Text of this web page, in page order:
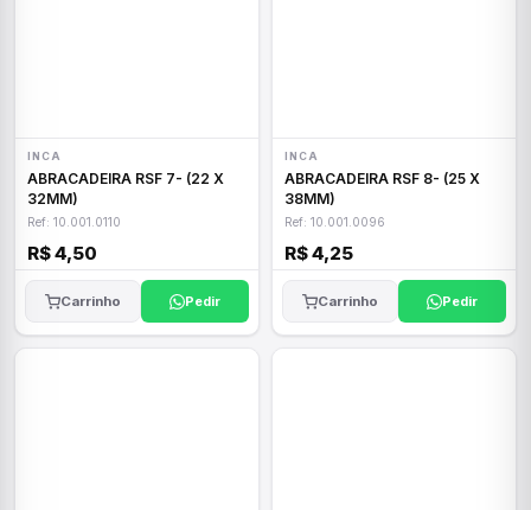
INCA
ABRACADEIRA RSF 7- (22 X
32MM)
Ref: 10.001.0110
R$ 4,50
Carrinho Pedir
INCA
ABRACADEIRA RSF 8- (25 X
38MM)
Ref: 10.001.0096
R$ 4,25
Carrinho Pedir